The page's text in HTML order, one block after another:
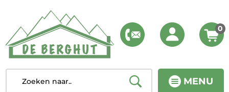
MENU
0